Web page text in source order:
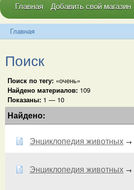
Главная Добавить свой магазин
Главная
Поиск
Поиск по тегу: «очень»
Найдено материалов: 109
Показаны: 1 — 10
Найдено:
Энциклопедия животных →
Энциклопедия животных →